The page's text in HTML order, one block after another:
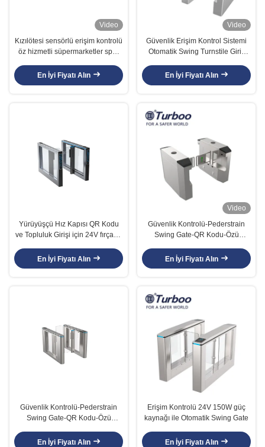
Video
Kızılötesi sensörlü erişim kontrolü
öz hizmetli süpermarketler spor
En İyi Fiyatı Alın
Video
Güvenlik Erişim Kontrol Sistemi
Otomatik Swing Turnstile Giriş
En İyi Fiyatı Alın
Yürüyüşçü Hız Kapısı QR Kodu
ve Topluluk Girişi için 24V fırçasız
En İyi Fiyatı Alın
Video
Güvenlik Kontrolü-Pederstrain
Swing Gate-QR Kodu-Özü
de cartões-RFID/QR Kodu
En İyi Fiyatı Alın
Güvenlik Kontrolü-Pederstrain
Swing Gate-QR Kodu-Özü
de cartões-RFID/QR Kodu
En İyi Fiyatı Alın
Erişim Kontrolü 24V 150W güç
kaynağı ile Otomatik Swing Gate
En İyi Fiyatı Alın